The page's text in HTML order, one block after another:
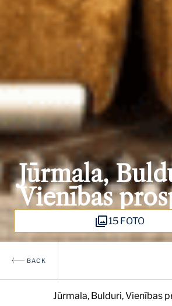
Jūrmala,
Vienības
15 FOTO
BACK
Jūrmala, Bulduri, Vienības